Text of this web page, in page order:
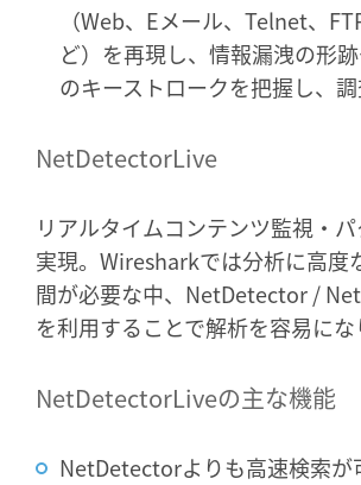
（Web、Eメール、Telnet、
ど）を再現し、情報漏洩の形
のキーストロークを把握し、
NetDetectorLive
リアルタイムコンテンツ監視・
実現。Wiresharkでは分析に高度
間が必要な中、NetDetector /
を利用することで解析を容易にな
NetDetectorLiveの主な機能
NetDetectorよりも高速検索が